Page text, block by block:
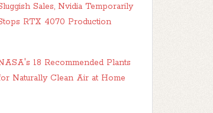
Sales, Nvidia Temporarily
RTX 4070 Production
18 Recommended Plants
Naturally Clean Air at Home